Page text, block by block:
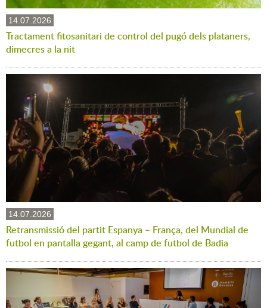
14.07.2026
Tractament fitosanitari de control del pugó dels plataners,
dimecres a la nit
14.07.2026
Retransmissió del partit Espanya – França, del Mundial de
futbol en pantalla gegant, al camp de futbol de Badia